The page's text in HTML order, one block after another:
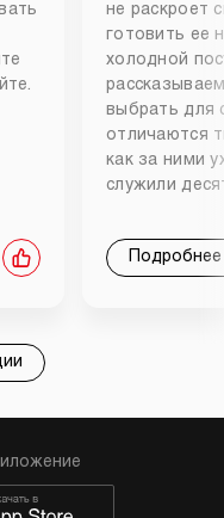
не раскроет
готовить ее
холодной
выбрать для
отличаются
как за ними
служили
Подробнее